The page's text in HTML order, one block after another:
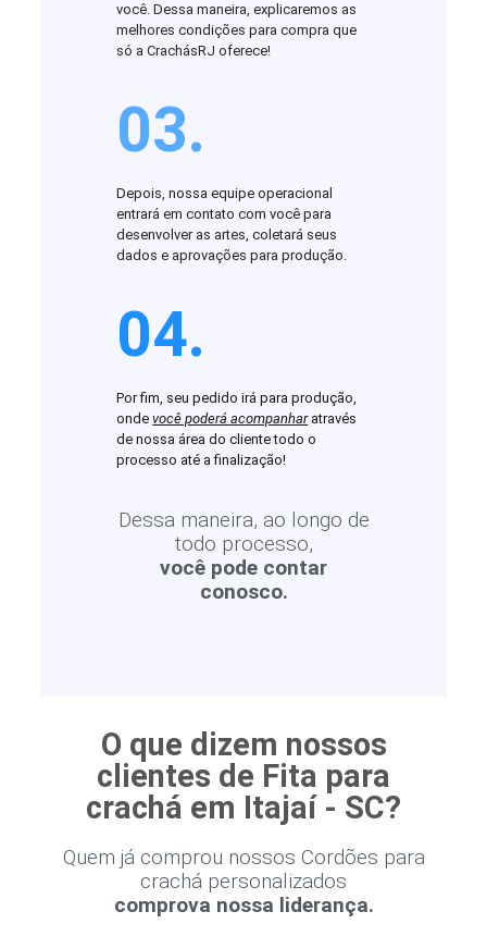
você. Dessa maneira, explicaremos as
melhores condições para compra que
só a CrachásRJ oferece!
03.
Depois, nossa equipe operacional
entrará em contato com você para
desenvolver as artes, coletará seus
dados e aprovações para produção.
04.
Por fim, seu pedido irá para produção,
ondevocê poderá acompanharatravés
de nossa área do cliente todo o
processo até a finalização!
Dessa maneira, ao longo de
todo processo,
você pode contar
conosco.
O que dizem nossos
clientes de Fita para
crachá em Itajaí - SC?
Quem já comprou nossos Cordões para
crachá personalizados
comprova nossa liderança.